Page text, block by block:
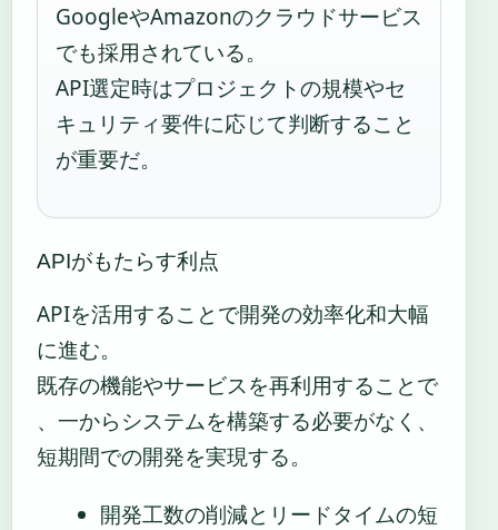
GoogleやAmazonのクラウドサービス
でも採用されている。
API選定時はプロジェクトの規模やセ
キュリティ要件に応じて判断すること
が重要だ。
APIがもたらす利点
APIを活用することで開発の効率化和大幅
に進む。
既存の機能やサービスを再利用することで
、一からシステムを構築する必要がなく、
短期間での開発を実現する。
開発工数の削減とリードタイムの短